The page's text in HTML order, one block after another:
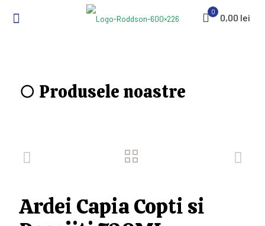
0
0,00 lei
○ Produsele noastre
Ardei Capia Copti si